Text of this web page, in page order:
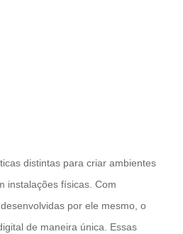
distintas para criar ambientes
instalações físicas. Com
por ele mesmo, o
de maneira única. Essas